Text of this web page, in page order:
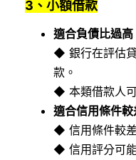
3、小額借款
適合負債比過高
◆ 銀行在評估
款。
◆ 本類借款人
適合信用條件較
◆ 信用條件較
◆ 信用評分可